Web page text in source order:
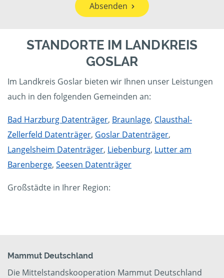
Absenden
STANDORTE IM LANDKREIS
GOSLAR
Im Landkreis Goslar bieten wir Ihnen unser Leistungen
auch in den folgenden Gemeinden an:
Bad Harzburg Datenträger, Braunlage, Clausthal-
Zellerfeld Datenträger, Goslar Datenträger,
Langelsheim Datenträger, Liebenburg, Lutter am
Barenberge, Seesen Datenträger
Großstädte in Ihrer Region:
Mammut Deutschland
Die Mittelstandskooperation Mammut Deutschland